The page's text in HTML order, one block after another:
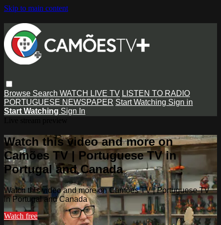
Skip to main content
Browse Search WATCH LIVE TV LISTEN TO RADIO
PORTUGUESE NEWSPAPER Start Watching Sign in
Start Watching Sign In
Watch this video and more on
Camões TV | Portuguese TV in
Portugal and Canada
Watch this video and more on Camões TV | Portuguese TV
in Portugal and Canada
Watch free